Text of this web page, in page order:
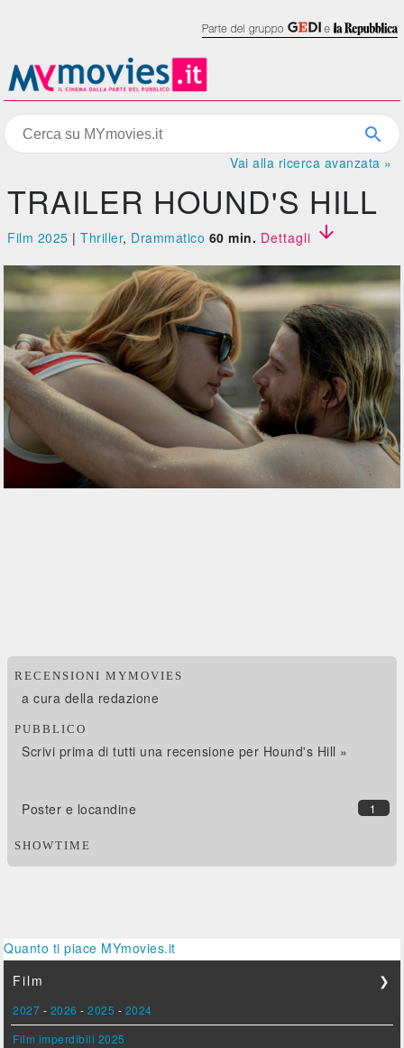
Vai alla ricerca avanzata »
TRAILER HOUND'S HILL
Film 2025 |Thriller, Drammatico 60 min. Dettagli 
RECENSIONI MYMOVIES
a cura della redazione
PUBBLICO
Scrivi prima di tutti una recensione per Hound's Hill »
1
Poster e locandine
SHOWTIME
Quanto ti piace MYmovies.it
Film
❯
2027 - 2026 -2025 - 2024
Film imperdibili 2025